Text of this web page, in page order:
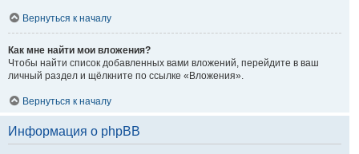
Вернуться к началу
Как мне найти мои вложения?
Чтобы найти список добавленных вами вложений, перейдите в ваш
личный раздел и щёлкните по ссылке «Вложения».
Вернуться к началу
Информация о phpBB